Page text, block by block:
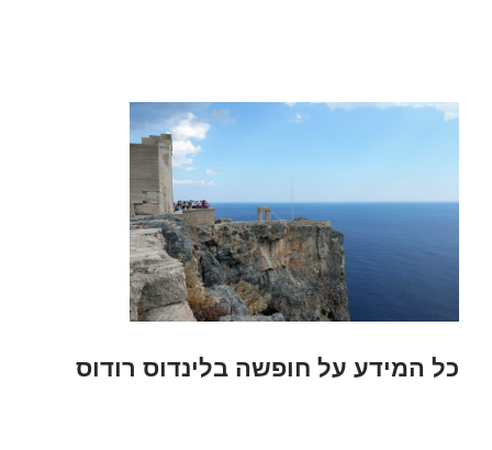
כל המידע על חופשה בלינדוס רודוס